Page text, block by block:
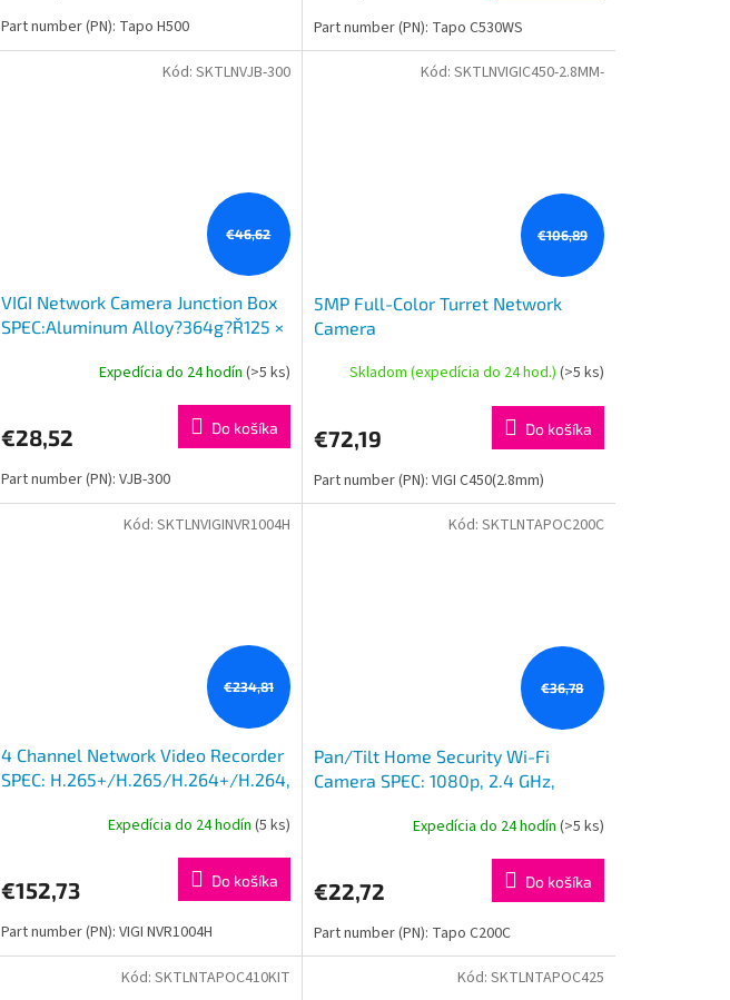
Part number (PN): Tapo H500 Part number (PN): Tapo C530WS
€46,62
VIGI Network Camera Junction Box
SPEC:Aluminum Alloy?364g?Ř125 ×
in) FEATURE:PractiExpedícia do 24 hodín (>5 ks)
€28,52 Do košíka
Part number (PN): VJB-300
Kód: SKTLNVJB-300
€106,89
5MP Full-Color Turret Network
Camera
1/2.7" Progressive Scan CMOS,
Skladom (expedícia do 24 hod.) (>5 ks)
€72,19 Do košíka
Part number (PN): VIGI C450(2.8mm)
Kód: SKTLNVIGIC450-2.8MM-
€234,81
4 Channel Network Video Recorder
SPEC: H.265+/H.265/H.264+/H.264,
capability/8-ch @2MP, 8
Expedícia do 24 hodín (5 ks)
€152,73 Do košíka
Part number (PN): VIGI NVR1004H
Kód: SKTLNVIGINVR1004H
€36,78
Pan/Tilt Home Security Wi-Fi
Camera SPEC: 1080p, 2.4 GHz,
Motion Detection and Notifi
Expedícia do 24 hodín (>5 ks)
€22,72 Do košíka
Part number (PN): Tapo C200C
Kód: SKTLNTAPOC200C
Kód: SKTLNTAPOC410KIT Kód: SKTLNTAPOC425